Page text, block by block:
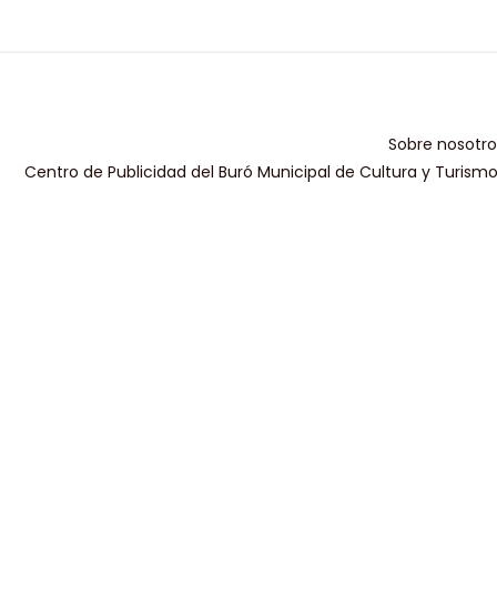
Sobre
Centro de Publicidad del Buró Municipal de Cultura y